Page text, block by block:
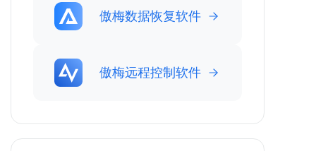
傲梅数据恢复软件
傲梅远程控制软件